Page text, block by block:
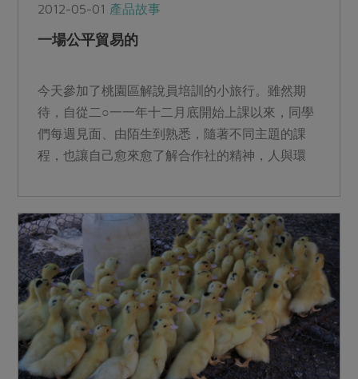
2012-05-01 產品故事
一場公平貿易的
今天參加了桃園區解說員培訓的小旅行。雖然期
待，自從二○一一年十二月底開始上課以來，同學
們每週見面、由陌生到熟悉，隨著不同主題的課
程，也讓自己愈來愈了解合作社的精神，人與環